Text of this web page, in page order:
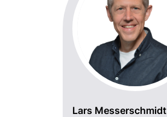
Lars Messerschmidt